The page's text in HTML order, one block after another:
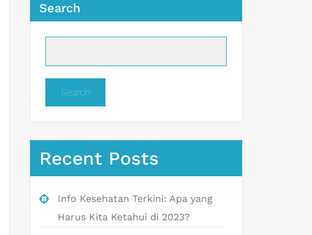
Search
Search
Recent Posts
Info Kesehatan Terkini: Apa yang
Harus Kita Ketahui di 2023?